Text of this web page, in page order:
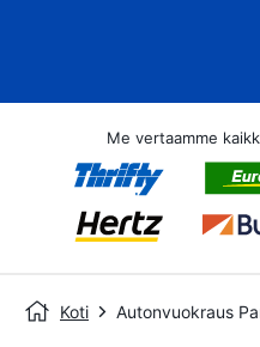
Me vertaamme
Koti Autonvuokraus